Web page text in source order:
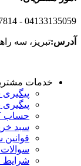
- 04133135059
آدرس:تبریز، سه
خدمات
حساب
سبد